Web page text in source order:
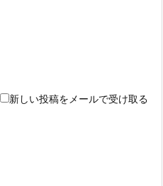
新しい投稿をメールで受け取る